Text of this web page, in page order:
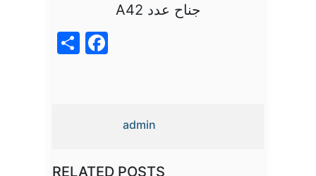
جناح عدد A42
admin
RELATED POSTS